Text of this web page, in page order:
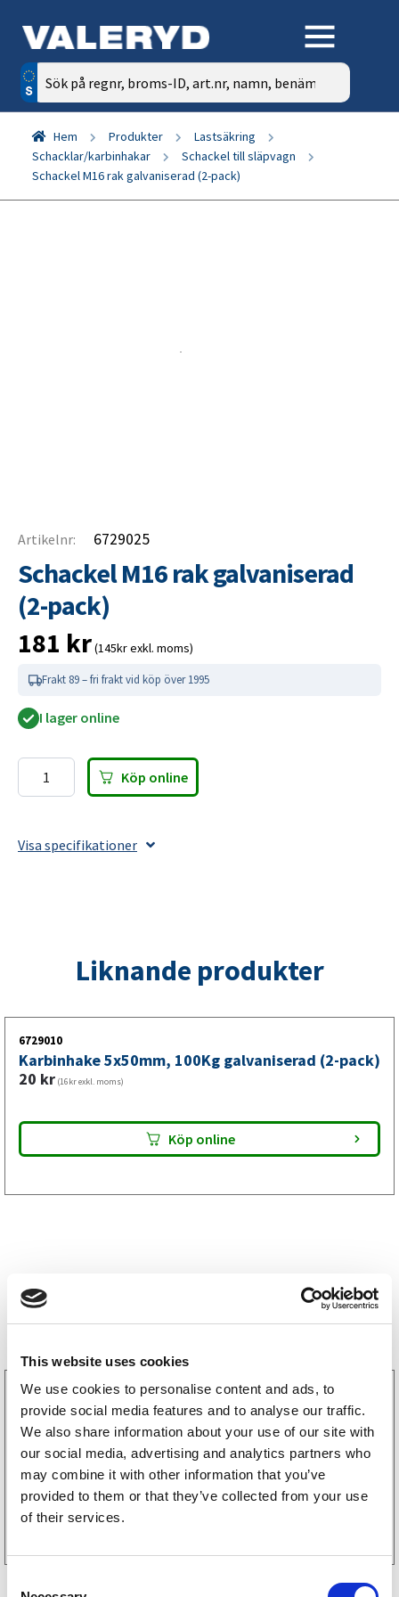
This website uses cookies
We use cookies to personalise content and ads, to
provide social media features and to analyse our traffic.
We also share information about your use of our site with
our social media, advertising and analytics partners who
may combine it with other information that you’ve
provided to them or that they’ve collected from your use
of their services.
Sök
efter:
Hem Produkter
Lastsäkring
Schacklar/karbinhakar
Schackel till släpvagn
Schackel M16 rak galvaniserad (2-pack)
Artikelnr: 6729025
Schackel M16 rak galvaniserad
(2-pack)
181 kr(145kr exkl. moms)
Frakt 89 – fri frakt vid köp över 1995
I lager online
Schackel
galvaniserad
Köp online
Visa specifikationer
Liknande produkter
6729010
Karbinhake 5x50mm, 100Kg galvaniserad (2-pack)
20 kr (16kr exkl. moms)
Köp online
Storsäljare
3160052
LGF Skylt Självhäftande
238kr(190kr exkl. moms)
Köp online